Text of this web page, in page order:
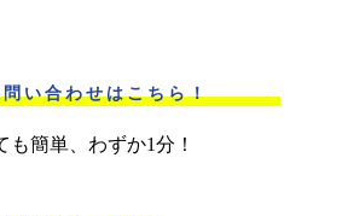
い合わせはこちら！
も簡単、わずか1分！